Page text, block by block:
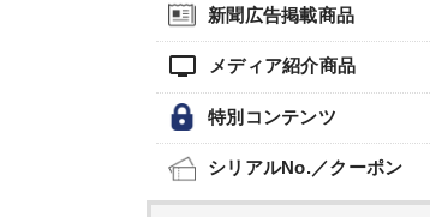
新聞広告掲載商品
tv メディア紹介商品
特別コンテンツ
シリアルNo.／クーポン